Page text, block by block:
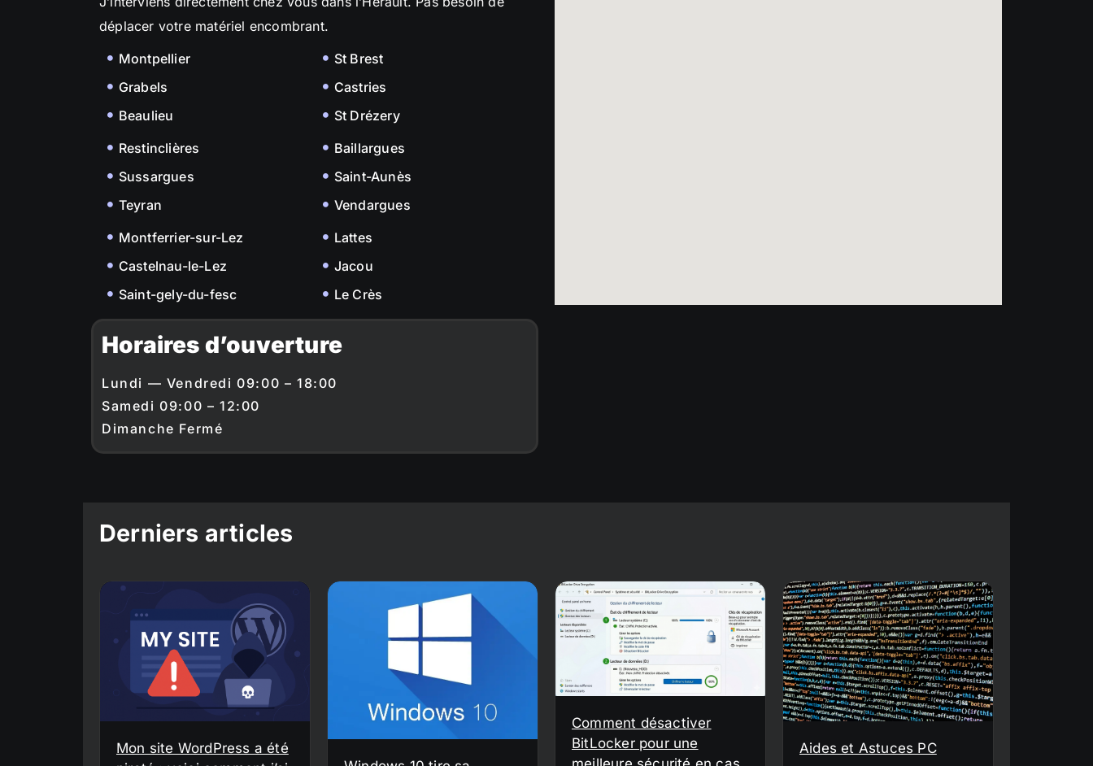
déplacer votre matériel encombrant.
Montpellier
Grabels
Beaulieu
St Brest
Castries
St Drézery
Restinclières
Sussargues
Teyran
Baillargues
Saint-Aunès
Vendargues
Montferrier-sur-Lez
Castelnau-le-Lez
Saint-gely-du-fesc
Lattes
Jacou
Le Crès
Horaires d’ouverture
Lundi — Vendredi 09:00 – 18:00
Samedi 09:00 – 12:00
Dimanche Fermé
Derniers articles
Mon site WordPress a été
Comment désactiver
BitLocker pour une
Aides et Astuces PC